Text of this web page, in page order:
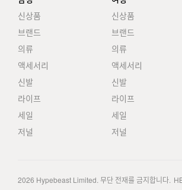
신상품
브랜드
의류
액세서리
신발
라이프
세일
저널
신상품
브랜드
의류
액세서리
신발
라이프
세일
저널
2026 Hypebeast Limited. 무단 전재를 금지합니다.